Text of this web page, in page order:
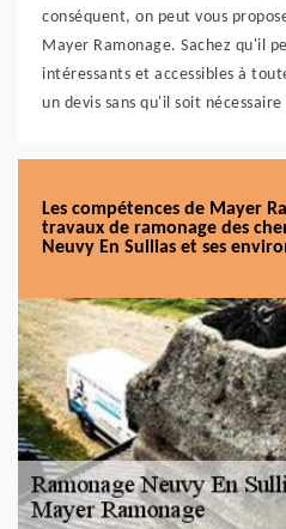
conséquent, on peut vous
Mayer Ramonage. Sachez qu'il
intéressants et accessibles à
un devis sans qu'il soit
Les compétences de Mayer
travaux de ramonage des
Neuvy En Sullias et ses